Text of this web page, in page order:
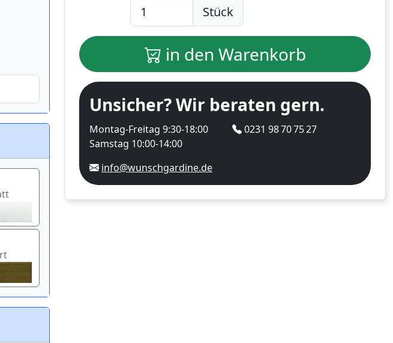
Stück
in den Warenkorb
Unsicher? Wir beraten gern.
Montag-Freitag 9:30-18:00
Samstag 10:00-14:00
0231 98 70 75 27
info@wunschgardine.de